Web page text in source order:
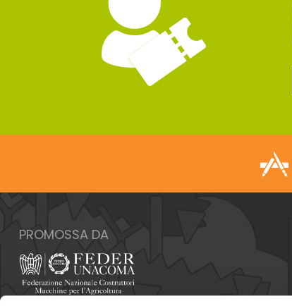
PROMOSSA DA